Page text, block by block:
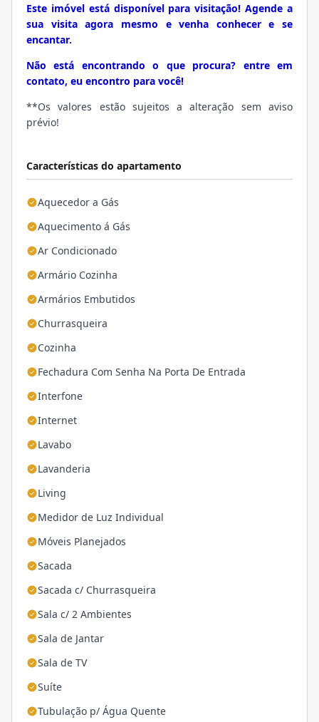
Características do apartamento
Aquecedor a Gás
Aquecimento á Gás
Ar Condicionado
Armário Cozinha
Armários Embutidos
Churrasqueira
Cozinha
Fechadura Com Senha Na Porta De Entrada
Interfone
Internet
Lavabo
Lavanderia
Living
Medidor de Luz Individual
Móveis Planejados
Sacada
Sacada c/ Churrasqueira
Sala c/ 2 Ambientes
Sala de Jantar
Sala de TV
Suíte
Tubulação p/ Água Quente
Este imóvel está disponível para visitação! Agende a
sua visita agora mesmo e venha conhecer e se
encantar.
Não está encontrando o que procura? entre em
contato, eu encontro para você!
**Os valores estão sujeitos a alteração sem aviso
prévio!